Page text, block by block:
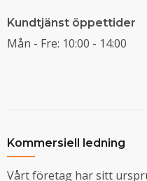
Kundtjänst öppettider
Mån - Fre: 10:00 - 14:00
Kommersiell ledning
Vårt företag har sitt